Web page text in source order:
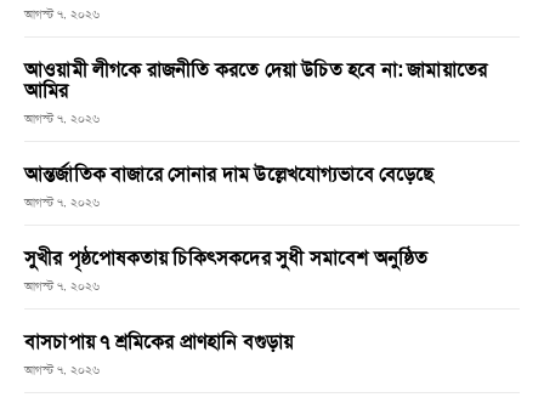
আগস্ট ৭, ২০২৬
আওয়ামী লীগকে রাজনীতি করতে দেয়া উচিত হবে না: জামায়াতের
আমির
আগস্ট ৭, ২০২৬
আন্তর্জাতিক বাজারে সোনার দাম উল্লেখযোগ্যভাবে বেড়েছে
আগস্ট ৭, ২০২৬
সুখীর পৃষ্ঠপোষকতায় চিকিৎসকদের সুধী সমাবেশ অনুষ্ঠিত
আগস্ট ৭, ২০২৬
বাসচাপায় ৭ শ্রমিকের প্রাণহানি বগুড়ায়
আগস্ট ৭, ২০২৬